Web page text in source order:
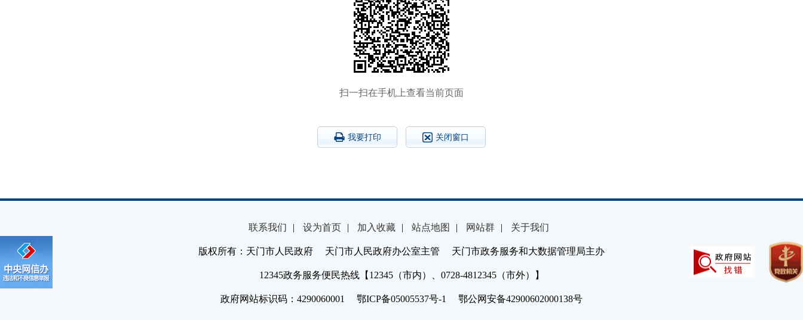
扫一扫在手机上查看当前页面
我要打印 关闭窗口
联系我们 | 设为首页 | 加入收藏 | 站点地图 | 网站群 | 关于我们
版权所有：天门市人民政府 天门市人民政府办公室主管 天门市政务服务和大数据管理局主办
12345政务服务便民热线【12345（市内）、0728-4812345（市外）】
政府网站标识码：4290060001 鄂ICP备05005537号-1 鄂公网安备42900602000138号